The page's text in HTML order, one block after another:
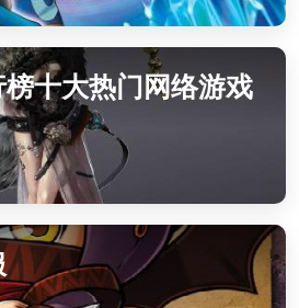
十大热门网络游戏